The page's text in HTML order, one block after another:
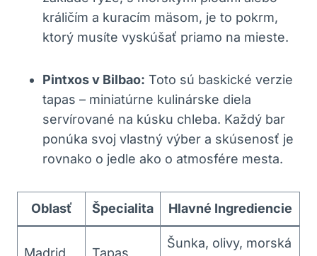
králičím a kuracím mäsom, je to pokrm,
ktorý musíte vyskúšať priamo na mieste.
Pintxos v Bilbao: Toto sú baskické verzie
tapas – miniatúrne kulinárske diela
servírované na kúsku chleba. Každý bar
ponúka svoj vlastný výber a skúsenosť je
rovnako o jedle ako o atmosfére mesta.
Oblasť Špecialita Hlavné Ingrediencie
Madrid Tapas
Šunka, olivy, morská